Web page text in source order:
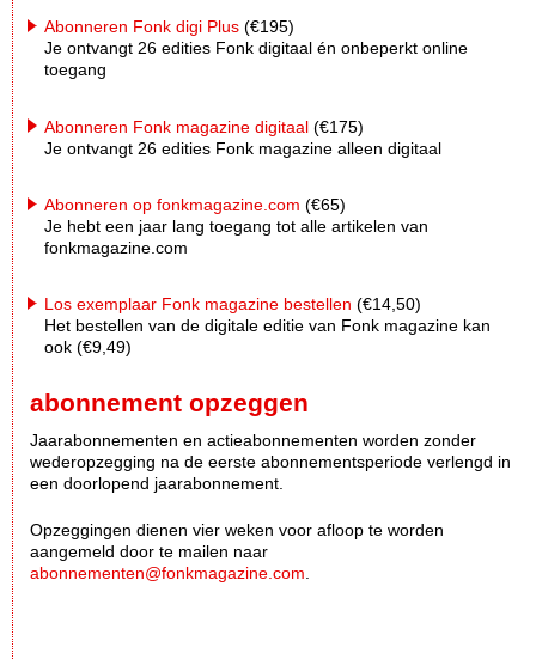
Abonneren Fonk digi Plus (€195)
Je ontvangt 26 edities Fonk digitaal én onbeperkt online
toegang
Abonneren Fonk magazine digitaal (€175)
Je ontvangt 26 edities Fonk magazine alleen digitaal
Abonneren op fonkmagazine.com (€65)
Je hebt een jaar lang toegang tot alle artikelen van
fonkmagazine.com
Los exemplaar Fonk magazine bestellen (€14,50)
Het bestellen van de digitale editie van Fonk magazine kan
ook (€9,49)
abonnement opzeggen
Jaarabonnementen en actieabonnementen worden zonder
wederopzegging na de eerste abonnementsperiode verlengd in
een doorlopend jaarabonnement.
Opzeggingen dienen vier weken voor afloop te worden
aangemeld door te mailen naar
abonnementen@fonkmagazine.com